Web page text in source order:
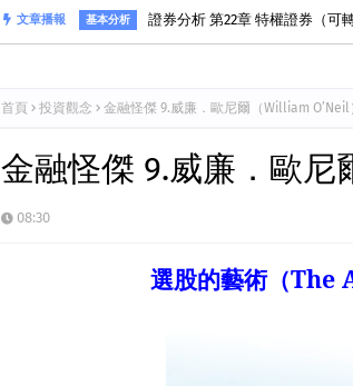
文章播報 基本分析 證券分析 第22章 特權證券（可
首頁 投資觀念 金融怪傑 9.威廉．歐尼爾（William O’Neil
金融怪傑 9.威廉．歐尼
08:30
選股的藝術（The